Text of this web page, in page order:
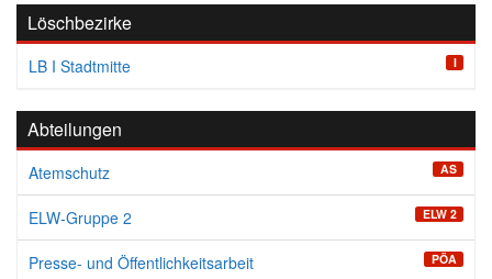
Löschbezirke
LB I Stadtmitte I
Abteilungen
Atemschutz AS
ELW-Gruppe 2 ELW 2
Presse- und Öffentlichkeitsarbeit PÖA